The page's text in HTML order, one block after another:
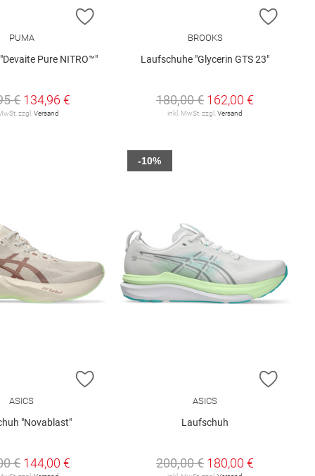
HINZUFÜGEN
PUMA
Pure NITRO™"
€ 134,96 €
zzgl.Versand
ZUR
BROOKS
Laufschuhe "Glycerin GTS 23"
180,00 € 162,00 €
inkl. MwSt. zzgl.Versand
HINZUFÜGEN
ASICS
"Novablast"
€ 144,00 €
ZUR
ASICS
Laufschuh
200,00 € 180,00 €
-10%